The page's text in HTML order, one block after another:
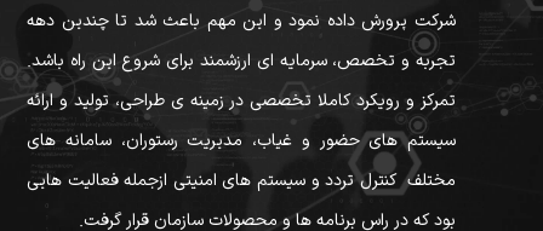
شرکت پرورش داده نمود و این مهم باعث شد تا چندین دهه
تجربه و تخصص، سرمایه ای ارزشمند برای شروع این راه باشد.
تمرکز و رویکرد کاملا تخصصی در زمینه ی طراحی، تولید و ارائه
سیستم های حضور و غیاب، مدیریت رستوران، سامانه های
مختلف کنترل تردد و سیستم های امنیتی ازجمله فعالیت هایی
بود که در راس برنامه ها و محصولات سازمان قرار گرفت.